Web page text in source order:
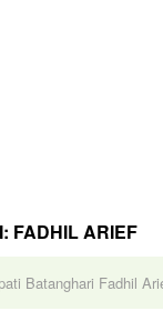
FADHIL ARIEF
Batanghari Fadhil